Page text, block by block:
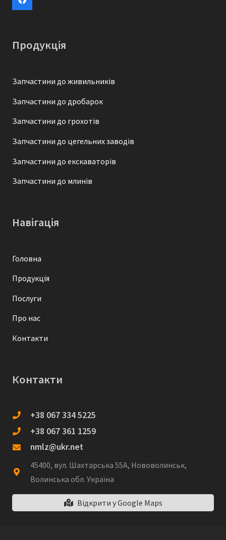
Продукція
Запчастини до живильників
Запчастини до дробарок
Запчастини до грохотів
Запчастини до цегельних заводів
Запчастини до екскаваторів
Запчастини до млинів
Навігація
Головна
Продукція
Послуги
Про нас
Контакти
Контакти
+38 067 334 5225
+38 067 361 1259
nmlz@ukr.net
45400, вул. Шахтарська 55А, Нововолинськ,
Волинська обл. Україна
Відкрити у Google Maps